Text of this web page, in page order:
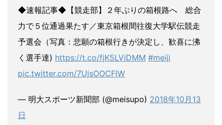
◆速報記事◆【競走部】２年ぶりの箱根路へ 総合
力で５位通過果たす／東京箱根間往復大学駅伝競走
予選会（写真：悲願の箱根行きが決定し、歓喜に沸
く選手達) https://t.co/fjK5LViDMM #meiji
pic.twitter.com/7UjsOOCFlW
— 明大スポーツ新聞部 (@meisupo) 2018年10月13
日